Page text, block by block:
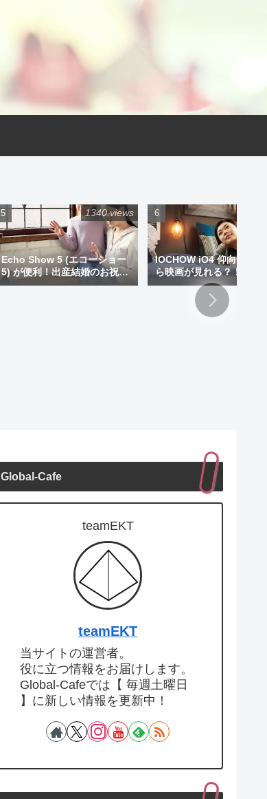
Echo Show 5 (エコーショー
5) が便利！出産結婚のお祝い
にプレゼントもアリです！
1340 views
IOCHOW iO4 仰向けで寝
ら映画が見れる？！ミニ
ジェクター
Global-Cafe
teamEKT
teamEKT
当サイトの運営者。
役に立つ情報をお届けします。
Global-Cafeでは【 毎週土曜日
】に新しい情報を更新中！